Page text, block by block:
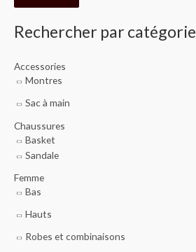
h
e
o
u
Rechercher par catégorie
Accessories
Montres
Sac à main
Chaussures
Basket
Sandale
Femme
Bas
Hauts
Robes et combinaisons